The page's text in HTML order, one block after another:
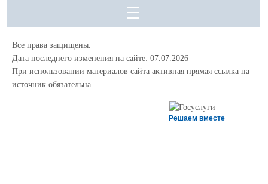
Все права защищены.
Дата последнего изменения на сайте: 07.07.2026
При использовании материалов сайта активная прямая ссылка на
источник обязательна
Решаем вместе